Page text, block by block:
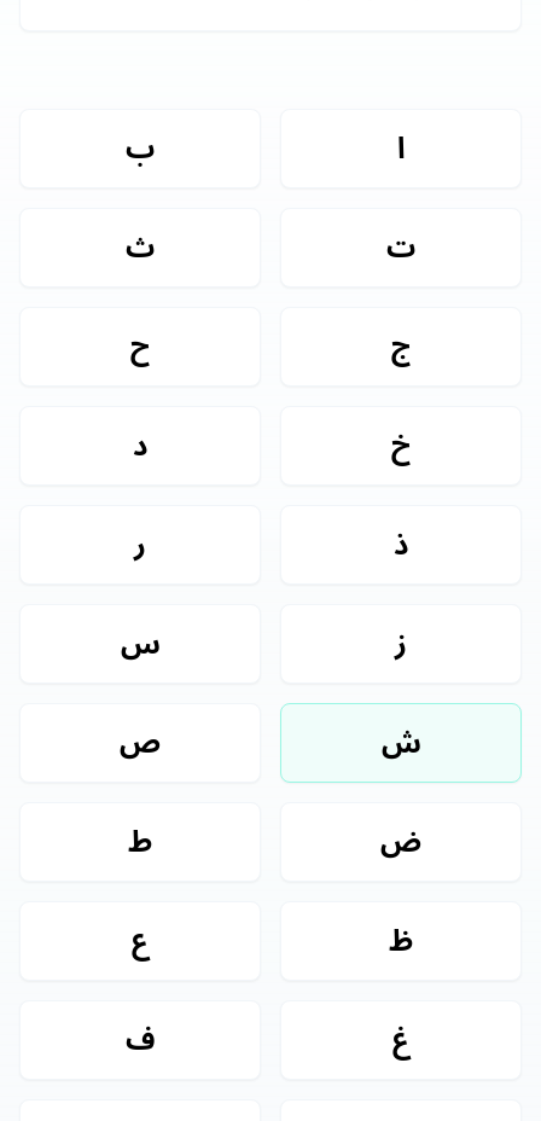
ا ب
ت ث
ج ح
خ د
ذ ر
ز س
ش ص
ض ط
ظ ع
غ ف